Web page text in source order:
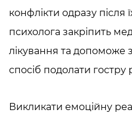
конфлікти одразу після
психолога закріпить
лікування та допоможе
спосіб подолати гостру
Викликати емоційну